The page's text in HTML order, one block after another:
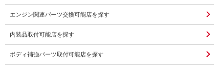
エンジン関連パーツ交換可能店を探す
内装品取付可能店を探す
ボディ補強パーツ取付可能店を探す